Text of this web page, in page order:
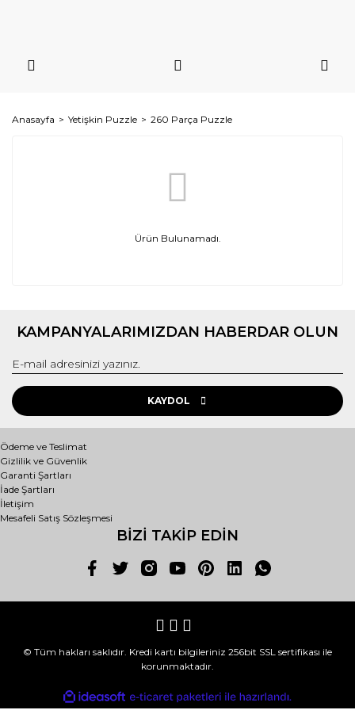
Anasayfa Yetişkin Puzzle 260 Parça Puzzle
Ürün Bulunamadı.
KAMPANYALARIMIZDAN HABERDAR OLUN
KAYDOL
Ödeme ve Teslimat
Gizlilik ve Güvenlik
Garanti Şartları
İade Şartları
İletişim
Mesafeli Satış Sözleşmesi
BİZİ TAKİP EDİN
© Tüm hakları saklıdır. Kredi kartı bilgileriniz 256bit SSL sertifikası ile
korunmaktadır.
ideasoft
e-